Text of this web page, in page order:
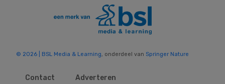
© 2026 | BSL Media & Learning, onderdeel van Springer Nature
Contact Adverteren